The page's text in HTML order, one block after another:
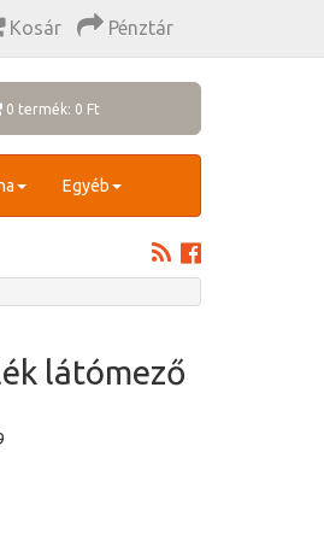
Kosár Pénztár
0 termék: 0 Ft
Egyéb
látómező